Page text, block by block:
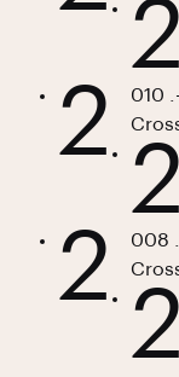
2
2
010
2
2
008
2